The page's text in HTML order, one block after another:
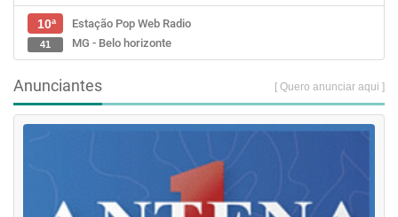
10ª
Estação Pop Web Radio
MG - Belo horizonte
41
Anunciantes [ Quero anunciar aqui ]